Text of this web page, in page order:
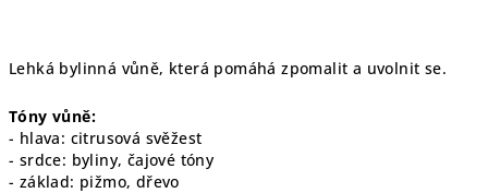
Lehká bylinná vůně, která pomáhá zpomalit a uvolnit se.
Tóny vůně:
- hlava: citrusová svěžest
- srdce: byliny, čajové tóny
- základ: pižmo, dřevo